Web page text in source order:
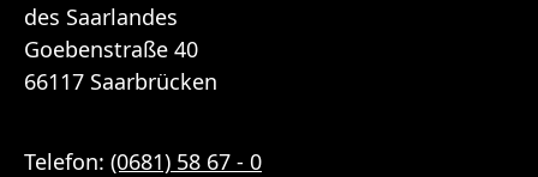
des Saarlandes
Goebenstraße 40
66117 Saarbrücken
Telefon: (0681) 58 67 - 0